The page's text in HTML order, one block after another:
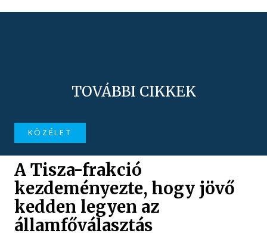
TOVÁBBI CIKKEK
KÖZÉLET
A Tisza-frakció
kezdeményezte, hogy jövő
kedden legyen az
államfőválasztás